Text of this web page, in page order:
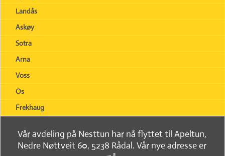
Landås
Askøy
Sotra
Arna
Voss
Os
Frekhaug
Vår avdeling på Nesttun har nå flyttet til Apeltun,
Nedre Nøttveit 60, 5238 Rådal. Vår nye adresse er